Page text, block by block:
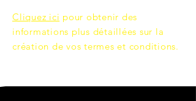
Cliquez ici pour obtenir des
informations plus détaillées sur la
création de vos termes et conditions.